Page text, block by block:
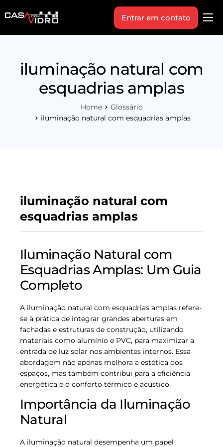
Produtos
Indique+
Workshop
Entrar em contato
iluminação natural com
esquadrias amplas
Home
Glossário
iluminação natural com esquadrias amplas
iluminação natural com
esquadrias amplas
Iluminação Natural com
Esquadrias Amplas: Um Guia
Completo
A iluminação natural com esquadrias amplas refere-
se à prática de integrar grandes aberturas em
fachadas e estruturas de construção, utilizando
materiais como alumínio e PVC, para maximizar a
entrada de luz solar nos ambientes internos. Essa
abordagem não apenas melhora a estética dos
espaços, mas também contribui para a eficiência
energética e o conforto térmico e acústico.
Importância da Iluminação
Natural
A iluminação natural desempenha um papel